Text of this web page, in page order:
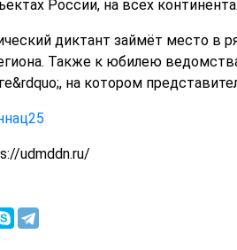
России, на всех
диктант займёт место в
Также к юбилею
на котором
udmddn.ru/